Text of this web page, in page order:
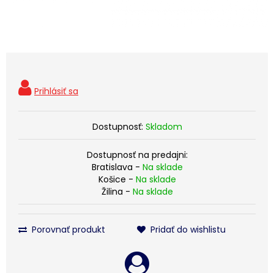
Dostupnosť: Skladom
Dostupnosť na predajni:
Bratislava - Na sklade
Košice - Na sklade
Žilina - Na sklade
Porovnať produkt Pridať do wishlistu